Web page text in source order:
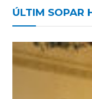
ÚLTIM SOPAR